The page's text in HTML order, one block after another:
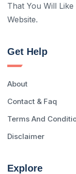
That You Will
Website.
Get Help
About
Contact & Faq
Terms And
Disclaimer
Explore